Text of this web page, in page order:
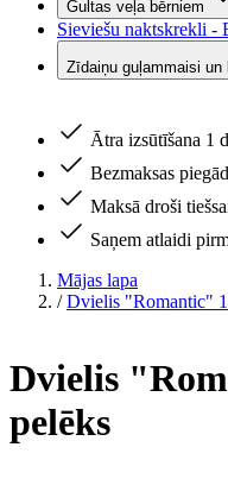
Gultas veļa bērniem
Sieviešu naktskrekli -
Zīdaiņu guļammaisi un
Ātra izsūtīšana 1
Bezmaksas
Maksā droši
Saņem atlaidi
Mājas lapa
/ Dvielis "Romantic"
Dvielis
pelēks